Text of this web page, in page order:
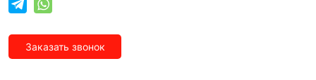
Заказать звонок